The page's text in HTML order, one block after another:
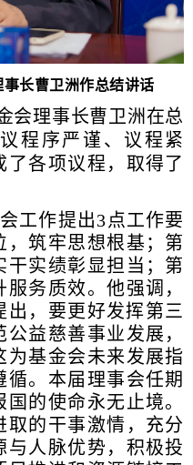
长曹卫洲作总结讲话
会理事长曹卫洲在总
程序严谨、议程紧
了各项议程，取得了
工作提出3点工作要
，筑牢思想根基；第
干实绩彰显担当；第
务质效。他强调，
出，要更好发挥第三
益慈善事业发展，
为基金会未来发展指
循。本届理事会任期
的使命永无止境。
取的干事激情，充分
与人脉优势，积极投